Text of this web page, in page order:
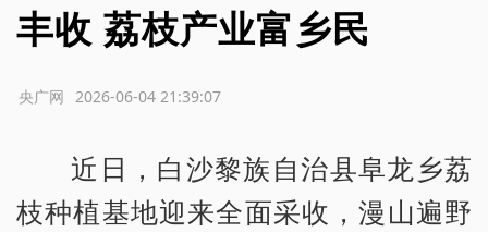
丰收 荔枝产业富乡民
2026-06-04 21:39:07
央广网
近日，白沙黎族自治县阜龙乡荔
枝种植基地迎来全面采收，漫山遍野